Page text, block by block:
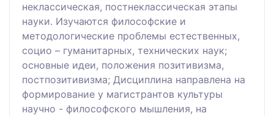
неклассическая, постнеклассическая этапы
науки. Изучаются философские и
методологические проблемы естественных,
социо – гуманитарных, технических наук;
основные идеи, положения позитивизма,
постпозитивизма; Дисциплина направлена на
формирование у магистрантов культуры
научно - философского мышления, на